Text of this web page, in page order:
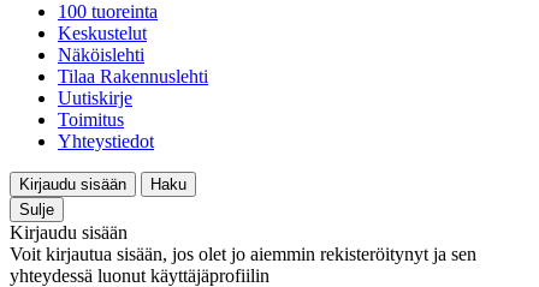
100 tuoreinta
Keskustelut
Näköislehti
Tilaa Rakennuslehti
Uutiskirje
Toimitus
Yhteystiedot
Kirjaudu sisään
Haku
Sulje
Kirjaudu sisään
Voit kirjautua sisään, jos olet jo aiemmin rekisteröitynyt ja sen
yhteydessä luonut käyttäjäprofiilin